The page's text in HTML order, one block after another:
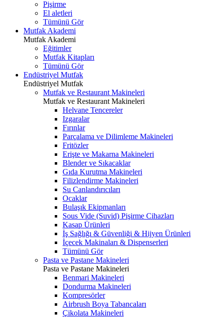
Pişirme
El aletleri
Tümünü Gör
Mutfak Akademi
Mutfak Akademi
Eğitimler
Mutfak Kitapları
Tümünü Gör
Endüstriyel Mutfak
Endüstriyel Mutfak
Mutfak ve Restaurant Makineleri
Mutfak ve Restaurant Makineleri
Helvane Tencereler
Izgaralar
Fırınlar
Parçalama ve Dilimleme Makineleri
Fritözler
Erişte ve Makarna Makineleri
Blender ve Sıkacaklar
Gıda Kurutma Makineleri
Filizlendirme Makineleri
Su Canlandırıcıları
Ocaklar
Bulaşık Ekipmanları
Sous Vide (Suvid) Pişirme Cihazları
Kasap Ürünleri
İş Sağlığı & Güvenliği & Hijyen Ürünleri
İçecek Makinaları & Dispenserleri
Tümünü Gör
Pasta ve Pastane Makineleri
Pasta ve Pastane Makineleri
Benmari Makineleri
Dondurma Makineleri
Kompresörler
Airbrush Boya Tabancaları
Çikolata Makineleri